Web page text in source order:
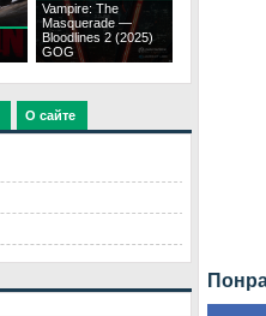
Vampire: The
Masquerade —
Bloodlines 2 (2025)
GOG
О сайте